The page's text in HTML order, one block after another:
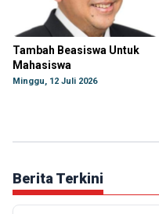
Tambah Beasiswa Untuk
Mahasiswa
Minggu, 12 Juli 2026
Berita Terkini